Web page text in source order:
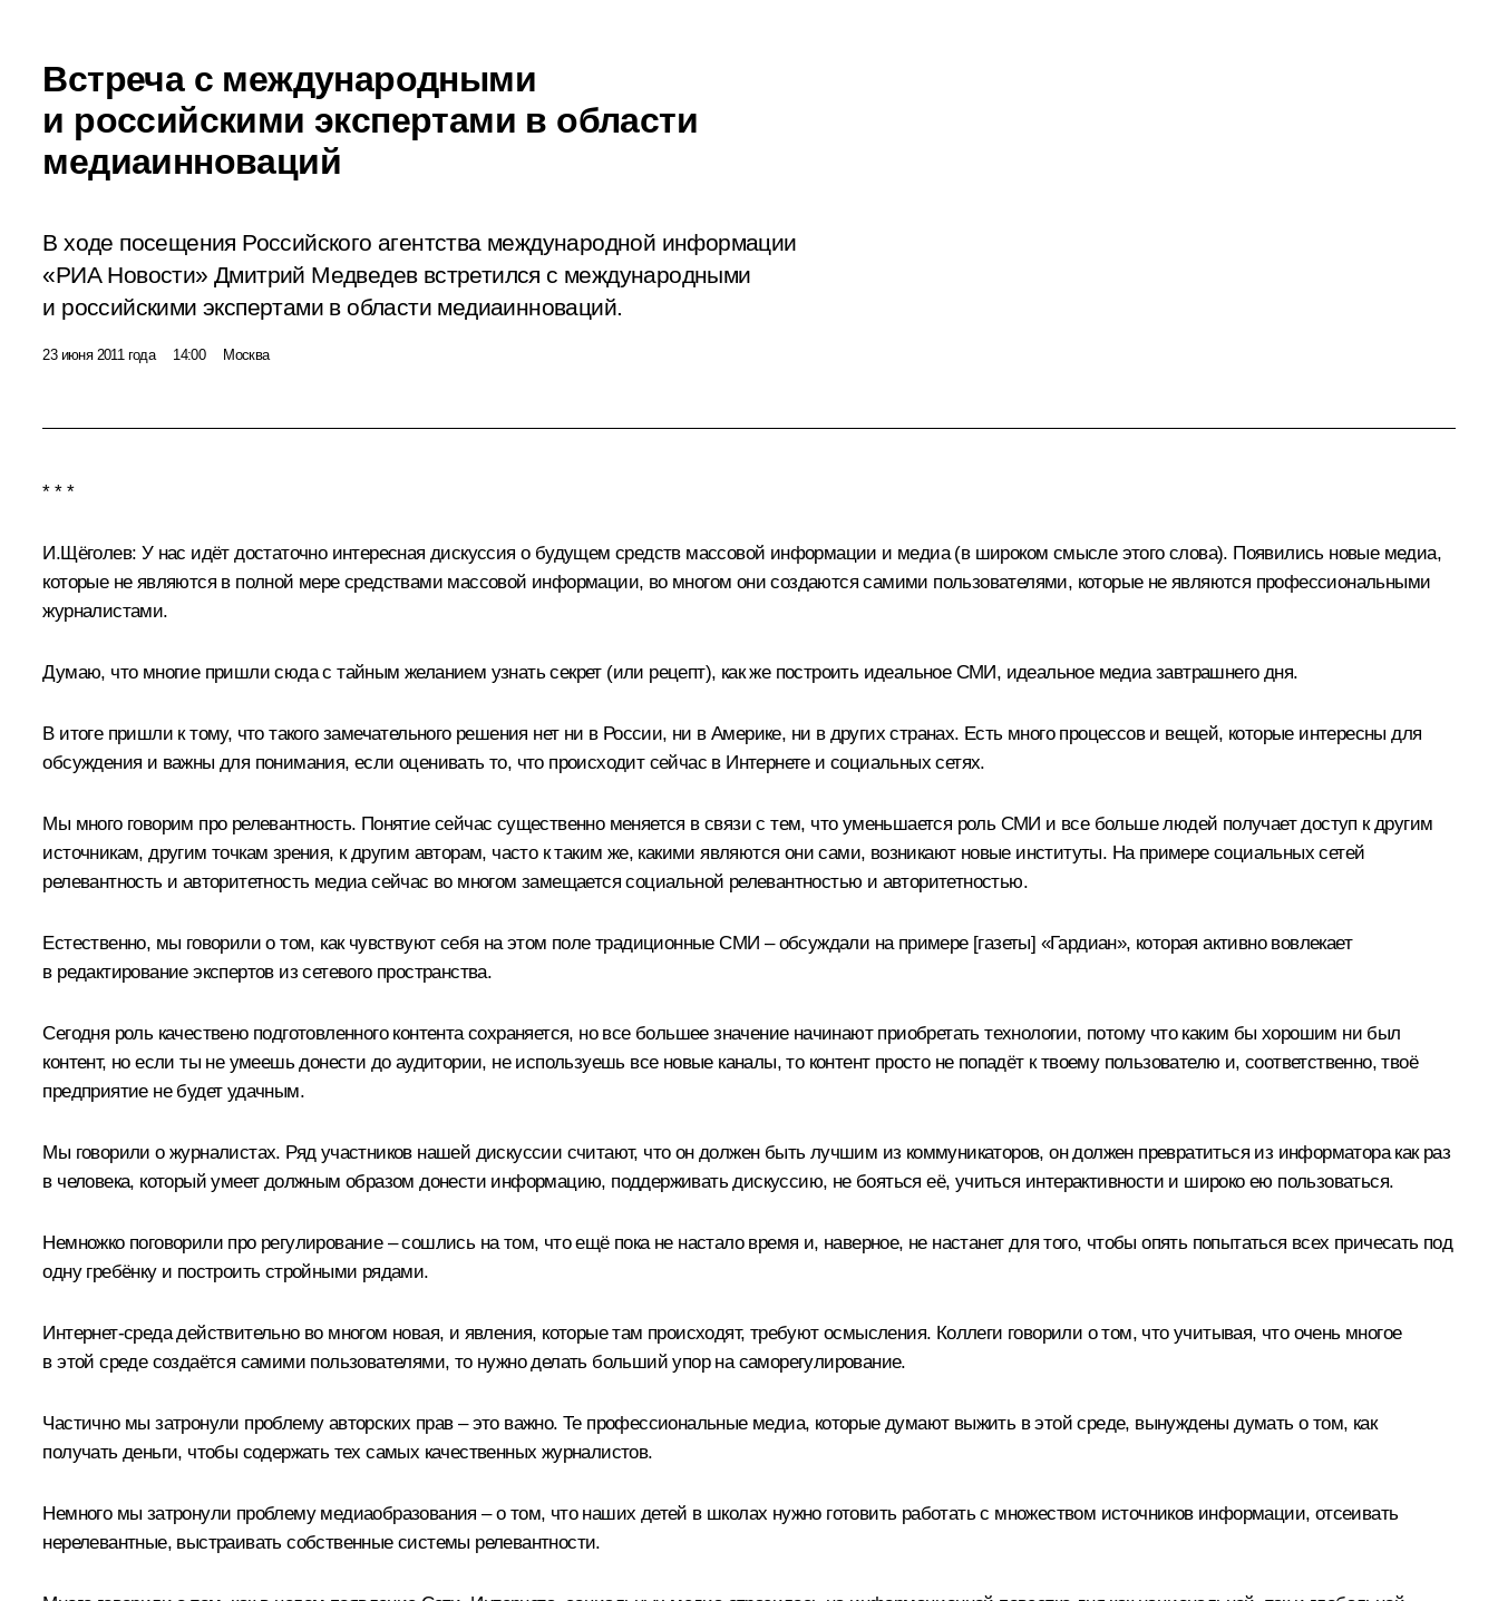
Встреча с международными
и российскими экспертами в области
медиаинноваций
В ходе посещения Российского агентства международной информации
«РИА Новости» Дмитрий Медведев встретился с международными
и российскими экспертами в области медиаинноваций.
23 июня 2011 года 14:00 Москва
* * *
И.Щёголев: У нас идёт достаточно интересная дискуссия о будущем средств массовой информации и медиа (в широком смысле этого слова). Появились новые медиа,
которые не являются в полной мере средствами массовой информации, во многом они создаются самими пользователями, которые не являются профессиональными
журналистами.
Думаю, что многие пришли сюда с тайным желанием узнать секрет (или рецепт), как же построить идеальное СМИ, идеальное медиа завтрашнего дня.
В итоге пришли к тому, что такого замечательного решения нет ни в России, ни в Америке, ни в других странах. Есть много процессов и вещей, которые интересны для
обсуждения и важны для понимания, если оценивать то, что происходит сейчас в Интернете и социальных сетях.
Мы много говорим про релевантность. Понятие сейчас существенно меняется в связи с тем, что уменьшается роль СМИ и все больше людей получает доступ к другим
источникам, другим точкам зрения, к другим авторам, часто к таким же, какими являются они сами, возникают новые институты. На примере социальных сетей
релевантность и авторитетность медиа сейчас во многом замещается социальной релевантностью и авторитетностью.
Естественно, мы говорили о том, как чувствуют себя на этом поле традиционные СМИ – обсуждали на примере [газеты] «Гардиан», которая активно вовлекает
в редактирование экспертов из сетевого пространства.
Сегодня роль качествено подготовленного контента сохраняется, но все большее значение начинают приобретать технологии, потому что каким бы хорошим ни был
контент, но если ты не умеешь донести до аудитории, не используешь все новые каналы, то контент просто не попадёт к твоему пользователю и, соответственно, твоё
предприятие не будет удачным.
Мы говорили о журналистах. Ряд участников нашей дискуссии считают, что он должен быть лучшим из коммуникаторов, он должен превратиться из информатора как раз
в человека, который умеет должным образом донести информацию, поддерживать дискуссию, не бояться её, учиться интерактивности и широко ею пользоваться.
Немножко поговорили про регулирование – сошлись на том, что ещё пока не настало время и, наверное, не настанет для того, чтобы опять попытаться всех причесать под
одну гребёнку и построить стройными рядами.
Интернет-среда действительно во многом новая, и явления, которые там происходят, требуют осмысления. Коллеги говорили о том, что учитывая, что очень многое
в этой среде создаётся самими пользователями, то нужно делать больший упор на саморегулирование.
Частично мы затронули проблему авторских прав – это важно. Те профессиональные медиа, которые думают выжить в этой среде, вынуждены думать о том, как
получать деньги, чтобы содержать тех самых качественных журналистов.
Немного мы затронули проблему медиаобразования – о том, что наших детей в школах нужно готовить работать с множеством источников информации, отсеивать
нерелевантные, выстраивать собственные системы релевантности.